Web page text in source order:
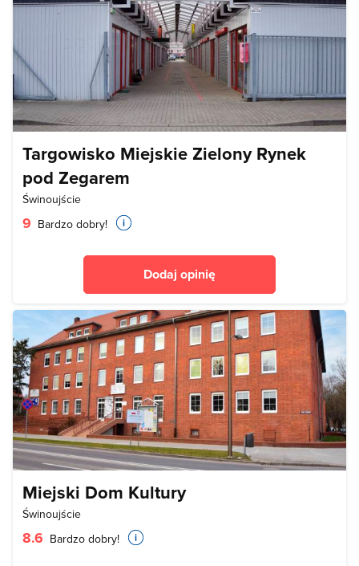
Targowisko Miejskie Zielony Rynek
pod Zegarem
Świnoujście
9 Bardzo dobry!
Dodaj opinię
Miejski Dom Kultury
Świnoujście
8.6 Bardzo dobry!